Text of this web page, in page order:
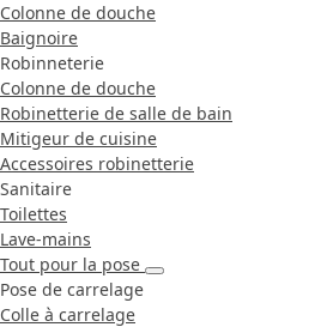
Colonne de douche
Baignoire
Robinneterie
Colonne de douche
Robinetterie de salle de bain
Mitigeur de cuisine
Accessoires robinetterie
Sanitaire
Toilettes
Lave-mains
Tout pour la pose
Pose de carrelage
Colle à carrelage